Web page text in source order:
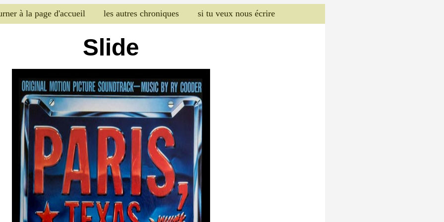
à la page d'accueil les autres chroniques si tu veux nous écrire
Slide